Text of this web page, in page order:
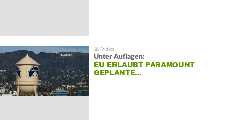
Unter Auflagen:
EU ERLAUBT PARAMOUNT
GEPLANTE…